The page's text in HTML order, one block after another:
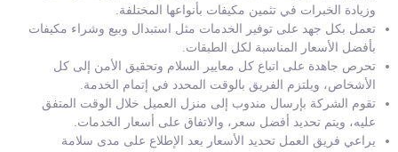
وزيادة الخبرات في تثمين مكيفات بأنواعها المختلفة.
تعمل بكل جهد على توفير الخدمات مثل استبدال وبيع وشراء مكيفات
بأفضل الأسعار المناسبة لكل الطبقات.
تحرص جاهدة على اتباع كل معايير السلام وتحقيق الأمن إلى كل
الأشخاص، ويلتزم الفريق بالوقت المحدد في إتمام الخدمة.
تقوم الشركة بإرسال مندوب إلى منزل العميل خلال الوقت المتفق
عليه، ويتم تحديد أفضل سعر، والاتفاق على أسعار الخدمات.
يراعي فريق العمل تحديد الأسعار بعد الإطلاع على مدى سلامة